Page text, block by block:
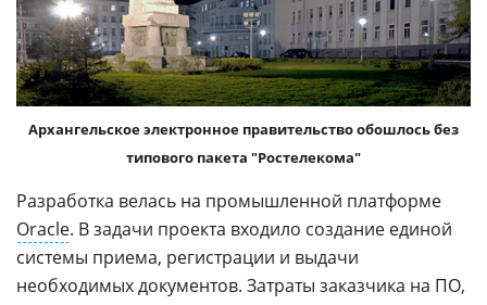
Архангельское электронное правительство обошлось без
типового пакета "Ростелекома"
Разработка велась на промышленной платформе
Oracle. В задачи проекта входило создание единой
системы приема, регистрации и выдачи
необходимых документов. Затраты заказчика на ПО,